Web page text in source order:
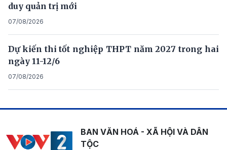
duy quản trị mới
07/08/2026
Dự kiến thi tốt nghiệp THPT năm 2027 trong hai
ngày 11-12/6
07/08/2026
BAN VĂN HOÁ - XÃ HỘI VÀ DÂN
TỘC